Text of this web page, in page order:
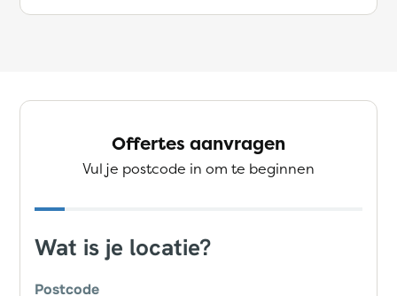
Offertes aanvragen
Vul je postcode in om te beginnen